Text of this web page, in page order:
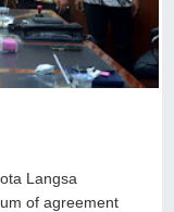
Langsa
of agreement